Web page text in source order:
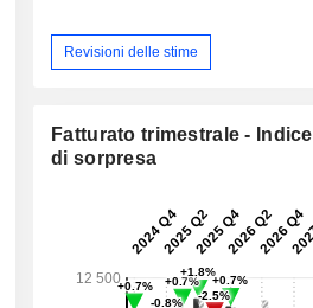
Revisioni delle stime
Fatturato trimestrale - Indice
di sorpresa